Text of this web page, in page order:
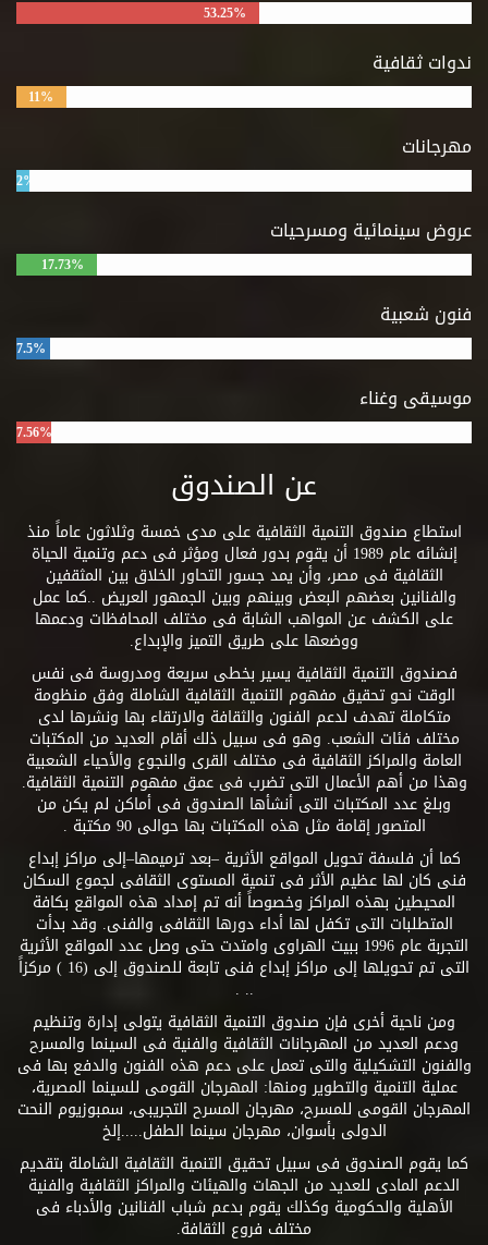
53.25%
ندوات ثقافية
11%
مهرجانات
2%
عروض سينمائية ومسرحيات
17.73%
فنون شعبية
7.5%
موسيقى وغناء
7.56%
عن الصندوق
استطاع صندوق التنمية الثقافية على مدى خمسة وثلاثون عاماً منذ
إنشائه عام 1989 أن يقوم بدور فعال ومؤثر فى دعم وتنمية الحياة
الثقافية فى مصر، وأن يمد جسور التحاور الخلاق بين المثقفين
والفنانين بعضهم البعض وبينهم وبين الجمهور العريض ..كما عمل
على الكشف عن المواهب الشابة فى مختلف المحافظات ودعمها
ووضعها على طريق التميز والإبداع.
فصندوق التنمية الثقافية يسير بخطى سريعة ومدروسة فى نفس
الوقت نحو تحقيق مفهوم التنمية الثقافية الشاملة وفق منظومة
متكاملة تهدف لدعم الفنون والثقافة والارتقاء بها ونشرها لدى
مختلف فئات الشعب. وهو فى سبيل ذلك أقام العديد من المكتبات
العامة والمراكز الثقافية فى مختلف القرى والنجوع والأحياء الشعبية
وهذا من أهم الأعمال التى تضرب فى عمق مفهوم التنمية الثقافية.
وبلغ عدد المكتبات التى أنشأها الصندوق فى أماكن لم يكن من
المتصور إقامة مثل هذه المكتبات بها حوالى 90 مكتبة .
كما أن فلسفة تحويل المواقع الأثرية –بعد ترميمها–إلى مراكز إبداع
فنى كان لها عظيم الأثر فى تنمية المستوى الثقافى لجموع السكان
المحيطين بهذه المراكز وخصوصاً أنه تم إمداد هذه المواقع بكافة
المتطلبات التى تكفل لها أداء دورها الثقافى والفنى. وقد بدأت
التجربة عام 1996 ببيت الهراوى وامتدت حتى وصل عدد المواقع الأثرية
التى تم تحويلها إلى مراكز إبداع فنى تابعة للصندوق إلى (16 ) مركزاً
.. .
ومن ناحية أخرى فإن صندوق التنمية الثقافية يتولى إدارة وتنظيم
ودعم العديد من المهرجانات الثقافية والفنية فى السينما والمسرح
والفنون التشكيلية والتى تعمل على دعم هذه الفنون والدفع بها فى
عملية التنمية والتطوير ومنها: المهرجان القومى للسينما المصرية،
المهرجان القومى للمسرح، مهرجان المسرح التجريبى، سمبوزيوم النحت
الدولى بأسوان، مهرجان سينما الطفل.....إلخ
كما يقوم الصندوق فى سبيل تحقيق التنمية الثقافية الشاملة بتقديم
الدعم المادى للعديد من الجهات والهيئات والمراكز الثقافية والفنية
الأهلية والحكومية وكذلك يقوم بدعم شباب الفنانين والأدباء فى
مختلف فروع الثقافة.